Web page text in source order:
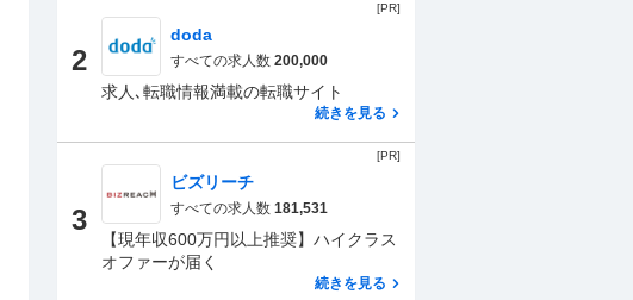
[PR]
2
doda
すべての求人数 200,000
求人､転職情報満載の転職サイト
続きを見る
[PR]
3
ビズリーチ
すべての求人数 181,531
【現年収600万円以上推奨】ハイクラス
オファーが届く
続きを見る